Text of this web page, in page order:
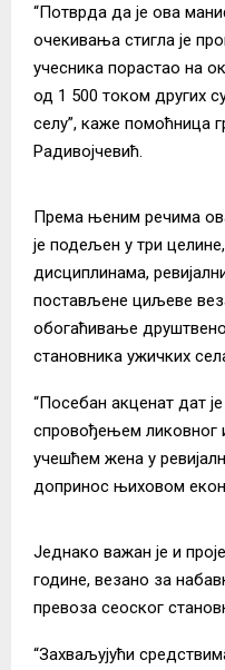
“Потврда да је ова
очекивања стигла је
учесника порастао на
од 1 500 током других
селу”, каже помоћница
Радивојчевић.
Према њеним речима
је подељен у три
дисциплинама,
постављене циљеве
обогаћивање
становника ужичких
“Посебан акценат дат
спровођењем ликовног
учешћем жена у
допринос њиховом
Једнако важан је и
године, везано за
превоза сеоског
“Захваљујући